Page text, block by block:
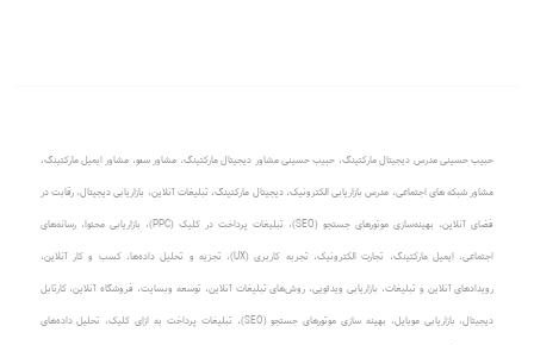
حبیب حسینی مدرس دیجیتال مارکتینگ، حبیب حسینی مشاور دیجیتال مارکتینگ، مشاور سئو، مشاور ایمیل مارکتینگ،
مشاور شبکه های اجتماعی، مدرس بازاریابی الکترونیک،دیجیتال مارکتینگ، تبلیغات آنلاین، بازاریابی دیجیتال، رقابت در
فضای آنلاین، بهینه‌سازی موتورهای جستجو (SEO) ، تبلیغات پرداخت در کلیک (PPC) ، بازاریابی محتوا، رسانه‌های
اجتماعی، ایمیل مارکتینگ، تجارت الکترونیک، تجربه کاربری (UX)، تجزیه و تحلیل داده‌ها، کسب و کار آنلاین،
رویدادهای آنلاین و تبلیغات، بازاریابی ویدئویی، روش‌های تبلیغات آنلاین، توسعه وبسایت، فروشگاه آنلاین، کارتابل
دیجیتال، بازاریابی موبایل، بهینه سازی موتورهای جستجو (SEO)، تبلیغات پرداخت به ازای کلیک، تحلیل داده‌های